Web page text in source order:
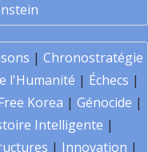
| Chronostratégie
l'Humanité | Échecs |
Korea | Génocide |
Intelligente |
| Innovation |